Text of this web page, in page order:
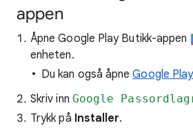
appen
Åpne Google Play Butikk-appen
enheten.
Du kan også åpneGoogle
Skriv inn Google
Trykk på Installer.